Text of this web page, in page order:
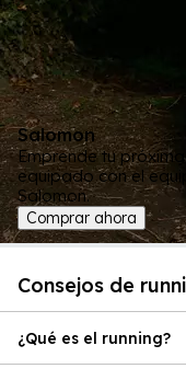
Salomon
Emprende tu
equipado con el
Salomon.
Comprar ahora
Consejos de
¿Qué es el running?